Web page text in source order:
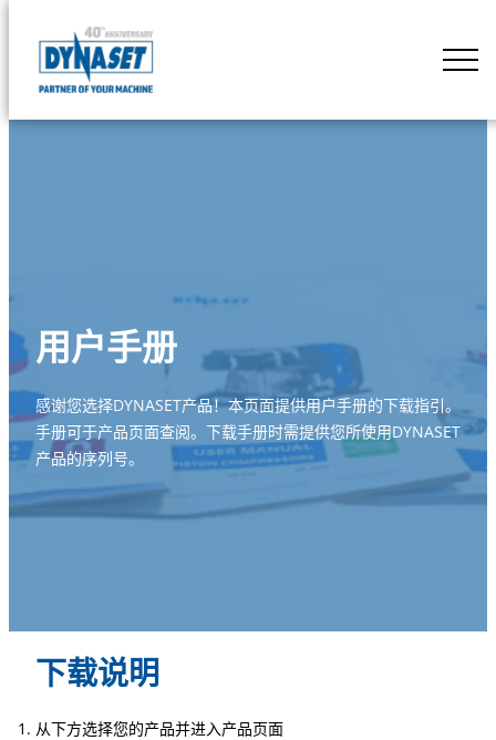
content
DYNASET
by
用户手册
感谢您选择DYNASET产品！本页面提供用户手册的下载指引。
手册可于产品页面查阅。下载手册时需提供您所使用DYNASET
产品的序列号。
下载说明
从下方选择您的产品并进入产品页面